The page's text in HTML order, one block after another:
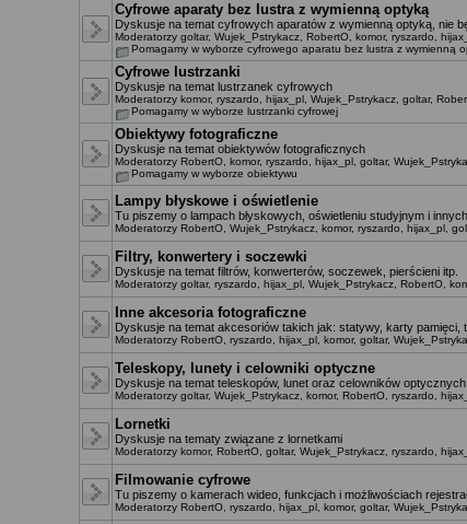
Cyfrowe aparaty bez lustra z wymienną optyką
Dyskusje na temat cyfrowych aparatów z wymienną optyką, nie
Moderatorzy goltar, Wujek_Pstrykacz RobertO komor, ryszardo
Pomagamy w wyborze cyfrowego aparatu bez lustra z wymienną
Cyfrowe lustrzanki
Dyskusje na temat lustrzanek cyfrowych
Moderatorzy komor, ryszardo hijax_pl Wujek_Pstrykacz goltar,
Pomagamy w wyborze lustrzanki cyfrowej
Obiektywy fotograficzne
Dyskusje na temat obiektywów fotograficznych
Moderatorzy RobertO komor, ryszardo hijax_pl goltar,
Pomagamy w wyborze obiektywu
Lampy błyskowe i oświetlenie
Tu piszemy o lampach błyskowych, oświetleniu studyjnym i
Moderatorzy RobertO Wujek_Pstrykacz komor, ryszardo hijax_pl
Filtry, konwertery i soczewki
Dyskusje na temat filtrów, konwerterów, soczewek, pierścieni itp.
Moderatorzy goltar, ryszardo hijax_pl Wujek_Pstrykacz RobertO
Inne akcesoria fotograficzne
Dyskusje na temat akcesoriów takich jak: statywy, karty pamięci,
Moderatorzy RobertO ryszardo hijax_pl komor, goltar,
Teleskopy, lunety i celowniki optyczne
Dyskusje na temat teleskopów, lunet oraz celowników
Moderatorzy goltar, Wujek_Pstrykacz komor, RobertO ryszardo
Lornetki
Dyskusje na tematy związane z lornetkami
Moderatorzy komor, RobertO goltar, Wujek_Pstrykacz ryszardo
Filmowanie cyfrowe
Tu piszemy o kamerach wideo, funkcjach i możliwościach
Moderatorzy RobertO ryszardo hijax_pl komor, goltar,